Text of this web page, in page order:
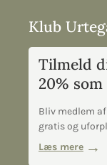
Klub
Tilmeld
20%
Bliv medlem
gratis og
Læs mere